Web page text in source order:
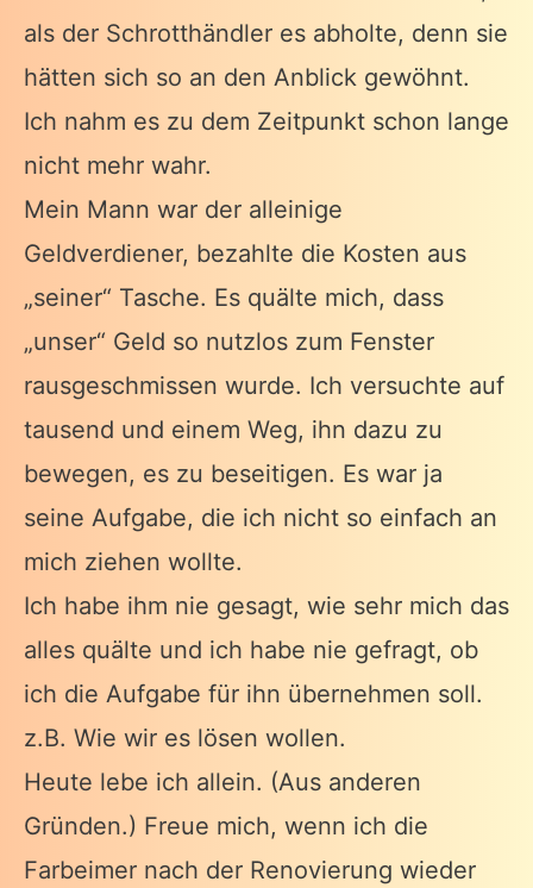
als der Schrotthändler es abholte, denn sie
hätten sich so an den Anblick gewöhnt.
Ich nahm es zu dem Zeitpunkt schon lange
nicht mehr wahr.
Mein Mann war der alleinige
Geldverdiener, bezahlte die Kosten aus
„seiner“ Tasche. Es quälte mich, dass
„unser“ Geld so nutzlos zum Fenster
rausgeschmissen wurde. Ich versuchte auf
tausend und einem Weg, ihn dazu zu
bewegen, es zu beseitigen. Es war ja
seine Aufgabe, die ich nicht so einfach an
mich ziehen wollte.
Ich habe ihm nie gesagt, wie sehr mich das
alles quälte und ich habe nie gefragt, ob
ich die Aufgabe für ihn übernehmen soll.
z.B. Wie wir es lösen wollen.
Heute lebe ich allein. (Aus anderen
Gründen.) Freue mich, wenn ich die
Farbeimer nach der Renovierung wieder